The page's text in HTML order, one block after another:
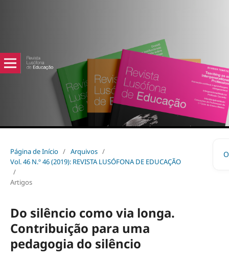
Página de Início / Arquivos /
Vol. 46 N.º 46 (2019): REVISTA LUSÓFONA DE EDUCAÇÃO
/
Artigos
Do silêncio como via longa.
Contribuição para uma
pedagogia do silêncio